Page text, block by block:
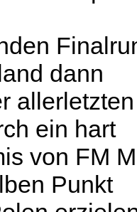
dann
ein hart
von FM
Punkt